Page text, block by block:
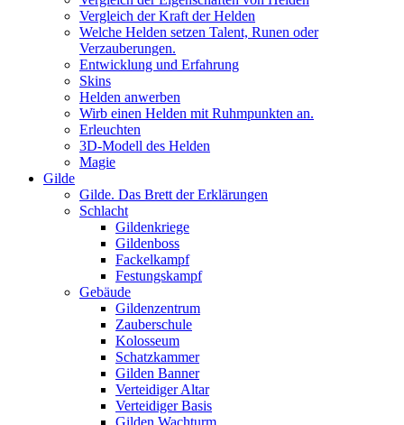
Vergleich der Kraft der Helden
Welche Helden setzen Talent, Runen oder
Verzauberungen.
Entwicklung und Erfahrung
Skins
Helden anwerben
Wirb einen Helden mit Ruhmpunkten an.
Erleuchten
3D-Modell des Helden
Magie
Gilde
Gilde. Das Brett der Erklärungen
Schlacht
Gildenkriege
Gildenboss
Fackelkampf
Festungskampf
Gebäude
Gildenzentrum
Zauberschule
Kolosseum
Schatzkammer
Gilden Banner
Verteidiger Altar
Verteidiger Basis